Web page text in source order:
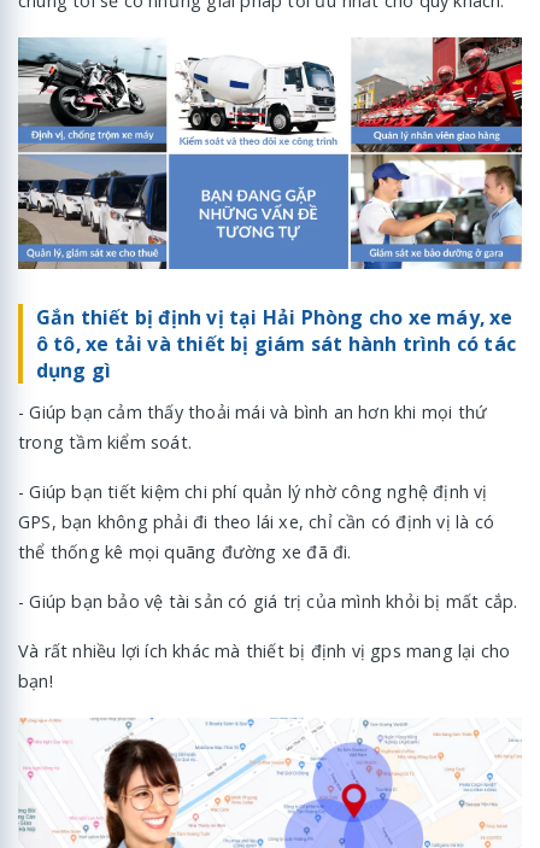
Gắn thiết bị định vị tại Hải Phòng cho xe máy, xe
ô tô, xe tải và thiết bị giám sát hành trình có tác
dụng gì
- Giúp bạn cảm thấy thoải mái và bình an hơn khi mọi thứ
trong tầm kiểm soát.
- Giúp bạn tiết kiệm chi phí quản lý nhờ công nghệ định vị
GPS, bạn không phải đi theo lái xe, chỉ cần có định vị là có
thể thống kê mọi quãng đường xe đã đi.
- Giúp bạn bảo vệ tài sản có giá trị của mình khỏi bị mất cắp.
Và rất nhiều lợi ích khác mà thiết bị định vị gps mang lại cho
bạn!